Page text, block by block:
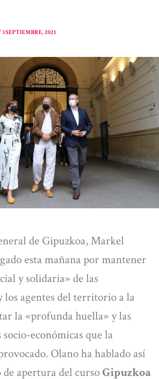
3 SEPTIEMBRE, 2021
de Gipuzkoa, Markel
esta mañana por mantener
y solidaria» de las
los agentes del territorio a la
la «profunda huella» y las
socio-económicas que la
Olano ha hablado así
de apertura del cursoGipuzkoa